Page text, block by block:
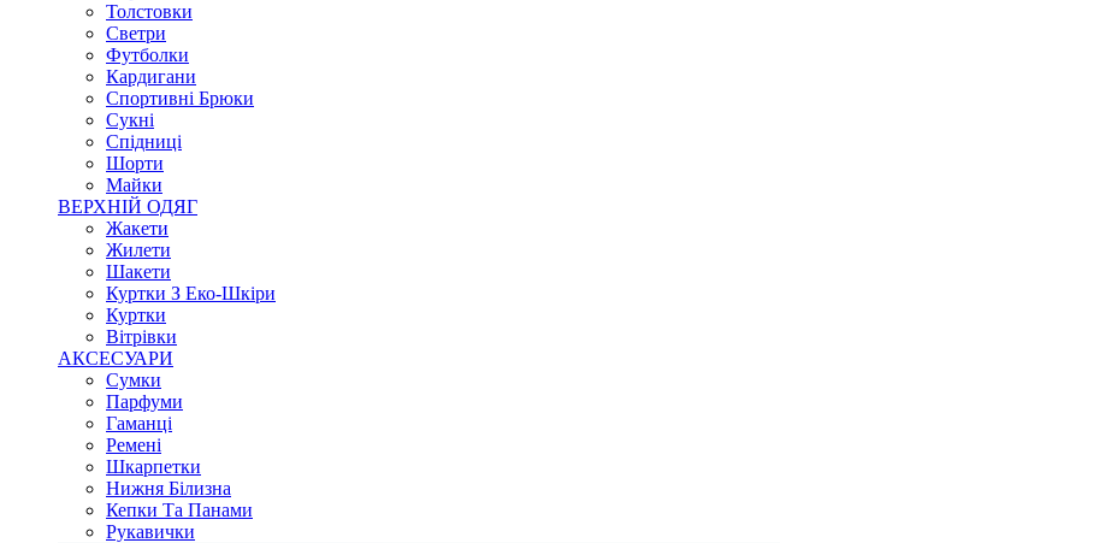
Толстовки
Светри
Футболки
Кардигани
Спортивні Брюки
Сукні
Спідниці
Шорти
Майки
ВЕРХНІЙ ОДЯГ
Жакети
Жилети
Шакети
Куртки З Еко-Шкіри
Куртки
Вітрівки
АКСЕСУАРИ
Сумки
Парфуми
Гаманці
Ремені
Шкарпетки
Нижня Білизна
Кепки Та Панами
Рукавички